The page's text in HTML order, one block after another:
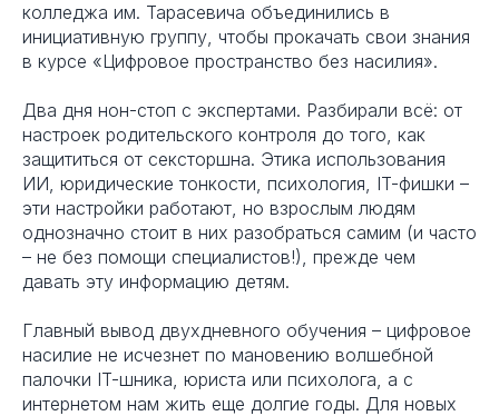
колледжа им. Тарасевича объединились в
инициативную группу, чтобы прокачать свои знания
в курсе «Цифровое пространство без насилия».
Два дня нон-стоп с экспертами. Разбирали всё: от
настроек родительского контроля до того, как
защититься от сексторшна. Этика использования
ИИ, юридические тонкости, психология, IT-фишки –
эти настройки работают, но взрослым людям
однозначно стоит в них разобраться самим (и часто
– не без помощи специалистов!), прежде чем
давать эту информацию детям.
Главный вывод двухдневного обучения – цифровое
насилие не исчезнет по мановению волшебной
палочки IT-шника, юриста или психолога, а с
интернетом нам жить еще долгие годы. Для новых